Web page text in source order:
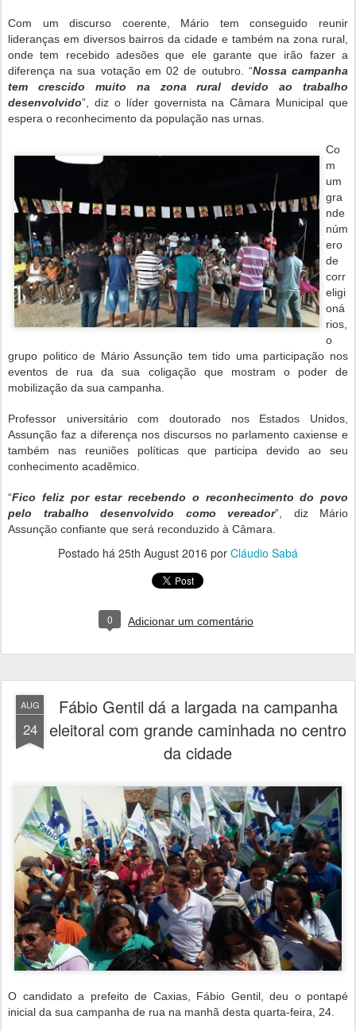
Com um discurso coerente, Mário tem conseguido reunir
lideranças em diversos bairros da cidade e também na zona rural,
onde tem recebido adesões que ele garante que irão fazer a
diferença na sua votação em 02 de outubro. “Nossa campanha
tem crescido muito na zona rural devido ao trabalho
desenvolvido”, diz o líder governista na Câmara Municipal que
espera o reconhecimento da população nas urnas.
Co
m
um
gra
nde
núm
ero
de
corr
eligi
oná
rios,
o
grupo politico de Mário Assunção tem tido uma participação nos
eventos de rua da sua coligação que mostram o poder de
mobilização da sua campanha.
Professor universitário com doutorado nos Estados Unidos,
Assunção faz a diferença nos discursos no parlamento caxiense e
também nas reuniões políticas que participa devido ao seu
conhecimento acadêmico.
“Fico feliz por estar recebendo o reconhecimento do povo
pelo trabalho desenvolvido como vereador”, diz Mário
Assunção confiante que será reconduzido à Câmara.
Postado há 25th August 2016 por Cláudio Sabá
0 Adicionar um comentário
AUG
24
Fábio Gentil dá a largada na campanha
eleitoral com grande caminhada no centro
da cidade
O candidato a prefeito de Caxias, Fábio Gentil, deu o pontapé
inicial da sua campanha de rua na manhã desta quarta-feira, 24.